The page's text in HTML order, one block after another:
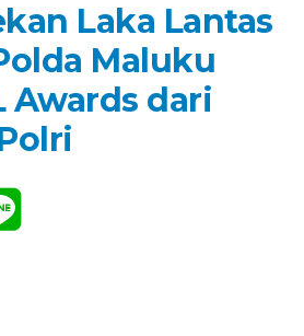
Laka Lantas
Maluku
Awards dari